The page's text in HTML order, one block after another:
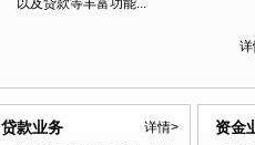
以及贷款等丰富功能...
贷款业务
详情>
资金